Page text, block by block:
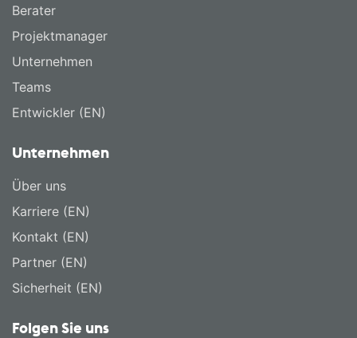
Berater
Projektmanager
Unternehmen
Teams
Entwickler (EN)
Unternehmen
Über uns
Karriere (EN)
Kontakt (EN)
Partner (EN)
Sicherheit (EN)
Folgen Sie uns